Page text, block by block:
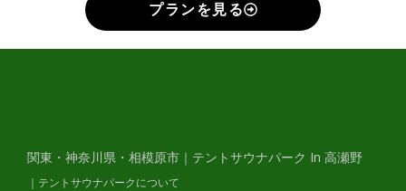
プランを見る
関東・神奈川県・相模原市｜テントサウナパーク In 高瀬野
｜テントサウナパークについて